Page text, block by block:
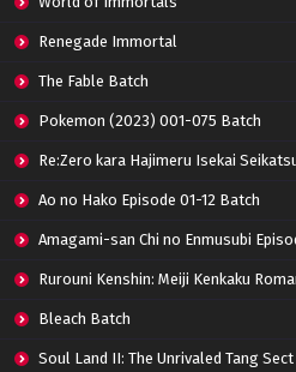
Swallowed Star
Swallowed Star
Subtitle
Eps 44 - January 12,
Swallowed Star
Eps 43 - January 4,
Swallowed
Indonesia
Renegade Immortal
The Fable Batch
Pokemon (2023) 001-075 Batch
Re:Zero kara Hajimeru Isekai Seikatsu Season 3
Ao no Hako Episode 01-12 Batch
Amagami-san Chi no Enmusubi Episode
Rurouni Kenshin: Meiji Kenkaku Romantan (2023)
Bleach Batch
Soul Land II: The Unrivaled Tang Sect